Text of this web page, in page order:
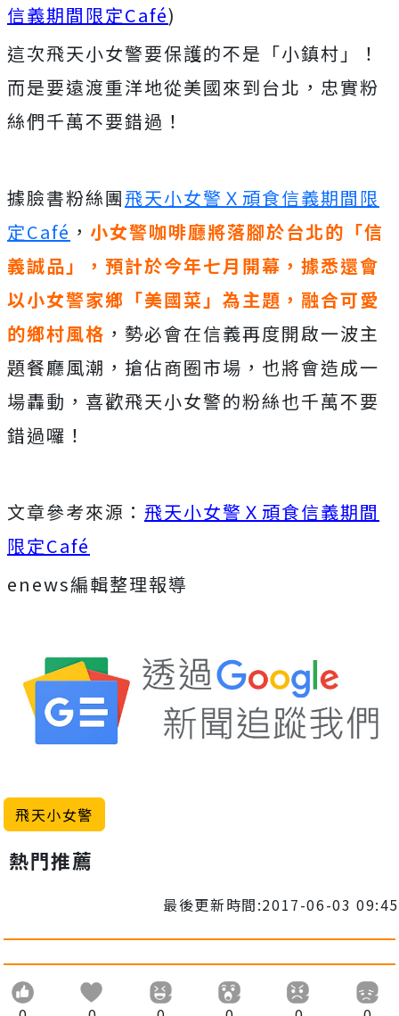
信義期間限定Café)
這次飛天小女警要保護的不是「小鎮村」！
而是要遠渡重洋地從美國來到台北，忠實粉
絲們千萬不要錯過！
據臉書粉絲團飛天小女警Ｘ頑食信義期間限
定Café ， 小女警咖啡廳將落腳於台北的「信
義誠品」，預計於今年七月開幕，據悉還會
以小女警家鄉「美國菜」為主題，融合可愛
的鄉村風格 ，勢必會在信義再度開啟一波主
題餐廳風潮，搶佔商圈市場，也將會造成一
場轟動，喜歡飛天小女警的粉絲也千萬不要
錯過囉！
文章參考來源： 飛天小女警Ｘ頑食信義期間
限定Café
enews編輯整理報導
飛天小女警
熱門推薦
最後更新時間:2017-06-03 09:45